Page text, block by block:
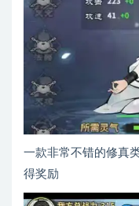
一款非常不错的修真
得奖励